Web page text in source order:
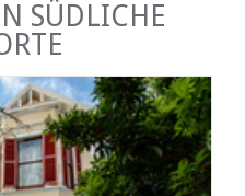
SÜDLICHE